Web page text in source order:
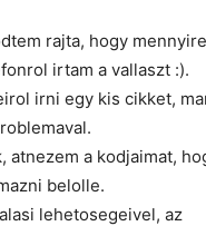
rajta, hogy mennyire
irtam a vallaszt :).
irni egy kis cikket,
atnezem a kodjaimat,
belolle.
lehetosegeivel, az